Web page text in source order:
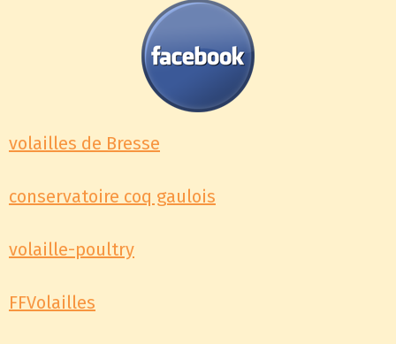
volailles de Bresse
conservatoire coq gaulois
volaille-poultry
FFVolailles